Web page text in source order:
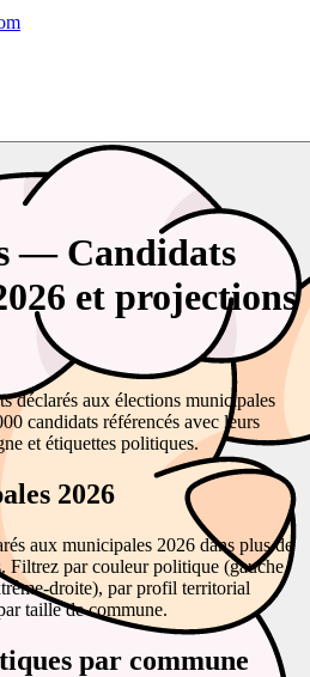
— Candidats
et projections
déclarés aux élections municipales
candidats référencés avec leurs
et étiquettes politiques.
2026
aux municipales 2026 dans plus de
Filtrez par couleur politique (gauche,
droite), par profil territorial
taille de commune.
par commune